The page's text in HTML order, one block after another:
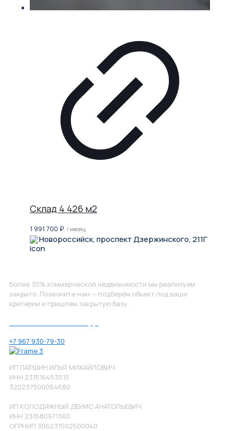
Склад 4 426 м2
1 991 700 ₽ / месяц
Новороссийск, проспект Дзержинского, 211Г
Более 30% коммерческой недвижимости мы реализуем
закрыто. Позвоните нам — подберём объект под ваши
критерии и пришлём закрытую базу.
+7 967 930-79-30
ИП ПАРШИН ИЛЬЯ МИХАЙЛОВИЧ
ИНН 231516453515
320237500054680
ИП КОЛОДЯЖНЫЙ ДЕНИС АНАТОЛЬЕВИЧ
ИНН 231580971360
ОГРНИП 306231502500040